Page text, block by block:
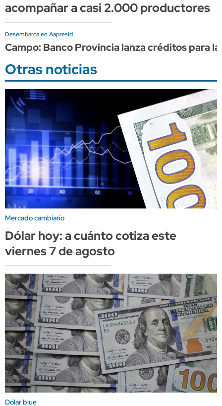
acompañar a casi 2.000 productores
Desembarca en Aapresid
Campo: Banco Provincia lanza créditos para
Otras noticias
Mercado cambiario
Dólar hoy: a cuánto cotiza este
viernes 7 de agosto
Dólar blue